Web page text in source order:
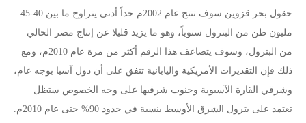
حقول بحر قزوين سوف تنتج عام 2002م حداً أدنى يتراوح ما بين 40-45
مليون طن من البترول سنوياً، وهو ما يزيد قليلا عن إنتاج مصر الحالي
من البترول، وسوف يتضاعف هذا الرقم أكثر من مرة عام 2010م، ومع
ذلك فإن التقديرات الأمريكية واليابانية تتفق على أن دول آسيا بوجه عام،
وشرقي القارة الآسيوية وجنوب شرقيها على وجه الخصوص ستظل
تعتمد على بترول الشرق الأوسط بنسبة في حدود 90% حتى عام 2010م.